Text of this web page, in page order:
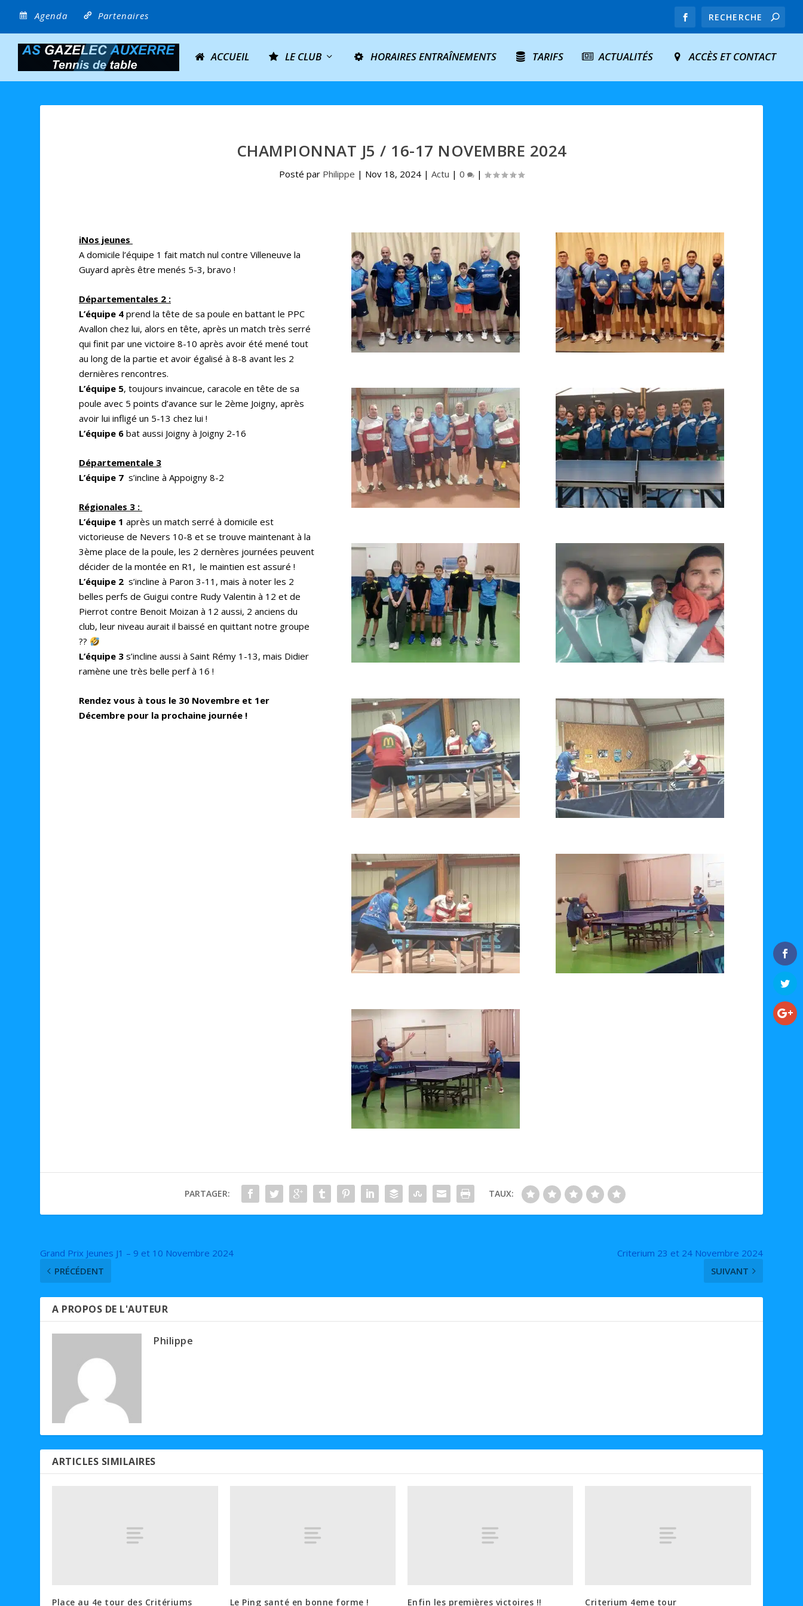
Agenda Partenaires
ACCUEIL LE CLUB HORAIRES ENTRAÎNEMENTS TARIFS ACTUALITÉS ACCÈS ET CONTACT
CHAMPIONNAT J5 / 16-17 NOVEMBRE 2024
Posté par Philippe | Nov 18, 2024 | Actu | 0 |
iNos jeunes
A domicile l’équipe 1 fait match nul contre Villeneuve la
Guyard après être menés 5-3, bravo !
Départementales 2 :
L’équipe 4 prend la tête de sa poule en battant le PPC
Avallon chez lui, alors en tête, après un match très serré
qui finit par une victoire 8-10 après avoir été mené tout
au long de la partie et avoir égalisé à 8-8 avant les 2
dernières rencontres.
L’équipe 5, toujours invaincue, caracole en tête de sa
poule avec 5 points d’avance sur le 2ème Joigny, après
avoir lui infligé un 5-13 chez lui !
L’équipe 6 bat aussi Joigny à Joigny 2-16
Départementale 3
L’équipe 7 s’incline à Appoigny 8-2
Régionales 3 :
L’équipe 1 après un match serré à domicile est
victorieuse de Nevers 10-8 et se trouve maintenant à la
3ème place de la poule, les 2 dernères journées peuvent
décider de la montée en R1, le maintien est assuré !
L’équipe 2 s’incline à Paron 3-11, mais à noter les 2
belles perfs de Guigui contre Rudy Valentin à 12 et de
Pierrot contre Benoit Moizan à 12 aussi, 2 anciens du
club, leur niveau aurait il baissé en quittant notre groupe
??
L’équipe 3 s’incline aussi à Saint Rémy 1-13, mais Didier
ramène une très belle perf à 16 !
Rendez vous à tous le 30 Novembre et 1er
Décembre pour la prochaine journée !
PARTAGER: TAUX:
Grand Prix Jeunes J1 – 9 et 10 Novembre 2024
PRÉCÉDENT
Criterium 23 et 24 Novembre 2024
SUIVANT
A PROPOS DE L'AUTEUR
Philippe
ARTICLES SIMILAIRES
Place au 4e tour des Critériums Le Ping santé en bonne forme ! Enfin les premières victoires !! Criterium 4eme tour